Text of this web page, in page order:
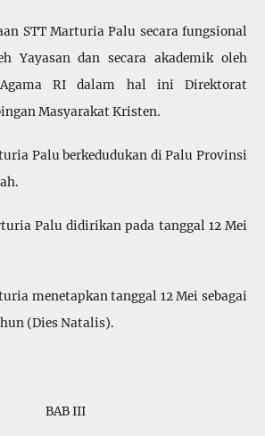
STT Marturia Palu secara fungsional
Yayasan dan secara akademik oleh
Agama RI dalam hal ini Direktorat
Masyarakat Kristen.
Palu berkedudukan di Palu Provinsi
Palu didirikan pada tanggal 12 Mei
menetapkan tanggal 12 Mei sebagai
(Dies Natalis).
BAB III